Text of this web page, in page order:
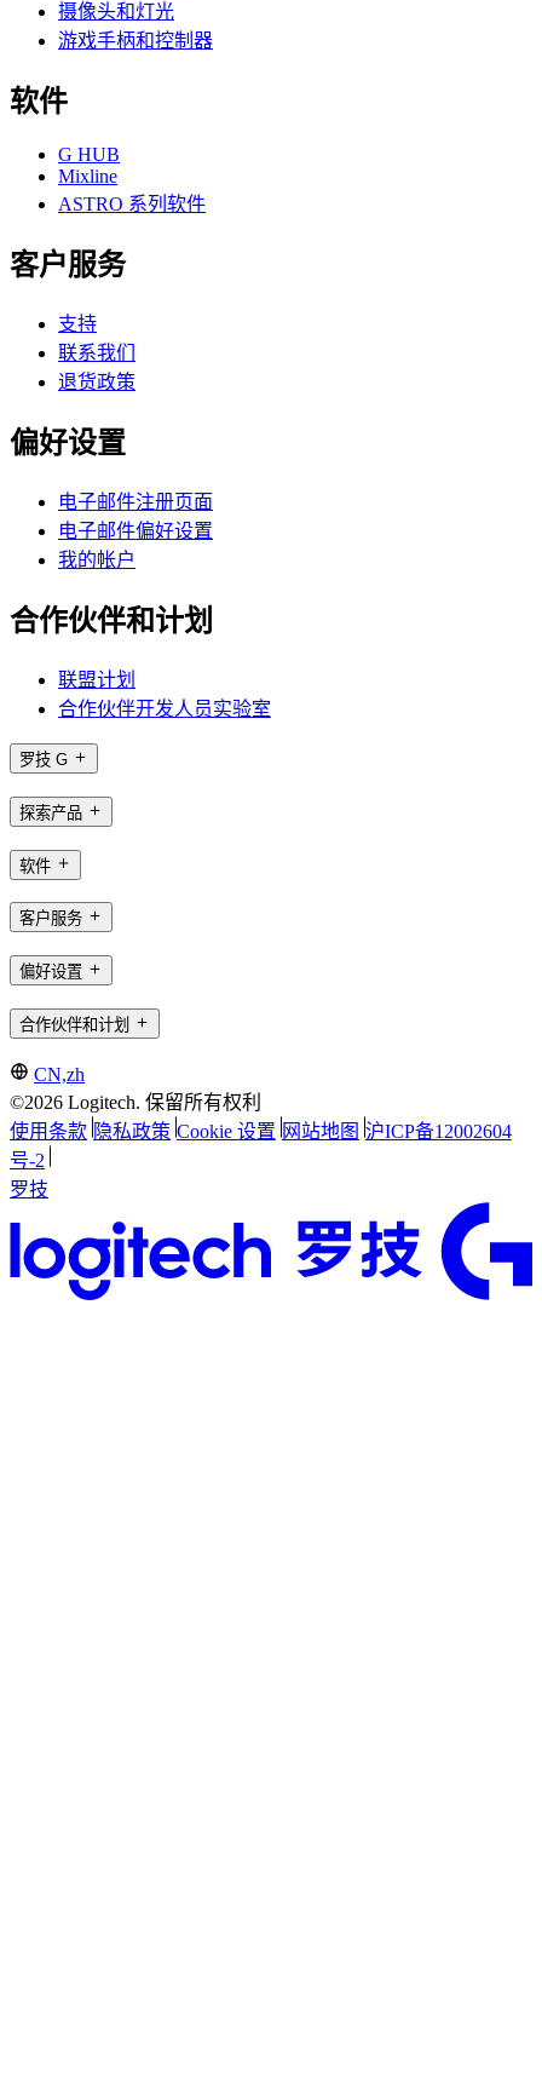
摄像头和灯光
游戏手柄和控制器
软件
G HUB
Mixline
ASTRO 系列软件
客户服务
支持
联系我们
退货政策
偏好设置
电子邮件注册页面
电子邮件偏好设置
我的帐户
合作伙伴和计划
联盟计划
合作伙伴开发人员实验室
罗技 G
探索产品
软件
客户服务
偏好设置
合作伙伴和计划
CN,zh
©2026 Logitech. 保留所有权利
使用条款 隐私政策 Cookie 设置 网站地图 沪ICP备12002604
号-2
罗技